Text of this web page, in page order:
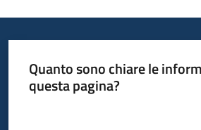
Quanto sono chiare le
questa pagina?